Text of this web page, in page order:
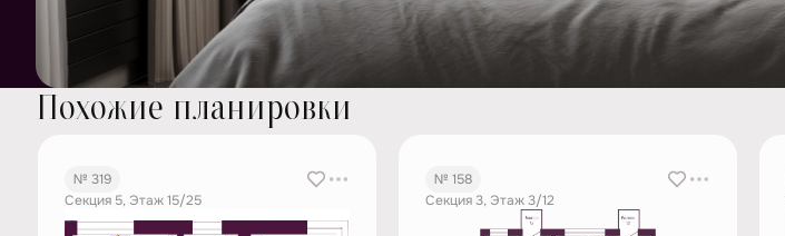
Похожие планировки
№ 319
Секция 5, Этаж 15/25
№ 158
Секция 3, Этаж 3/12